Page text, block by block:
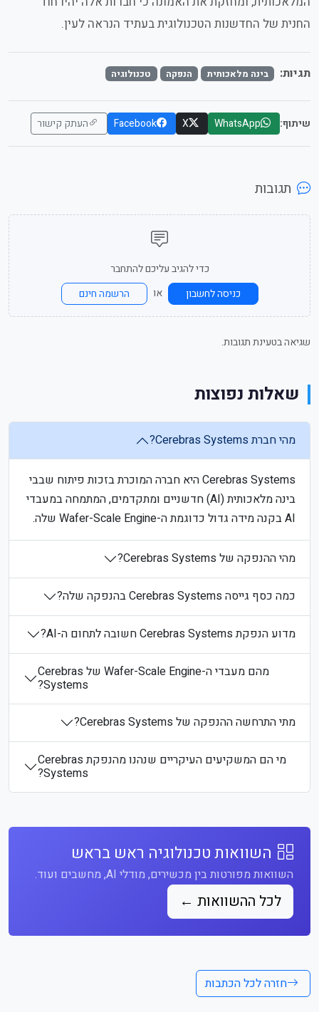
החנית של החדשנות הטכנולוגית בעתיד הנראה לעין.
תגיות: בינה מלאכותית הנפקה טכנולוגיה
שיתוף: WhatsApp
X
Facebook העתק קישור
תגובות
כדי להגיב עליכם להתחבר
כניסה לחשבון
או הרשמה חינם
שגיאה בטעינת תגובות.
שאלות נפוצות
מהי חברת Cerebras Systems?
Cerebras Systems היא חברה המוכרת בזכות פיתוח שבבי
בינה מלאכותית (AI) חדשניים ומתקדמים, המתמחה במעבדי
AI בקנה מידה גדול כדוגמת ה-Wafer-Scale Engine שלה.
מהי ההנפקה של Cerebras Systems?
כמה כסף גייסה Cerebras Systems בהנפקה שלה?
מדוע הנפקת Cerebras Systems חשובה לתחום ה-AI?
מהם מעבדי ה-Wafer-Scale Engine של Cerebras
Systems?
מתי התרחשה ההנפקה של Cerebras Systems?
מי הם המשקיעים העיקריים שנהנו מהנפקת Cerebras
Systems?
השוואות טכנולוגיה ראש בראש
השוואות מפורטות בין מכשירים, מודלי AI, מחשבים ועוד.
לכל ההשוואות ←
חזרה לכל הכתבות